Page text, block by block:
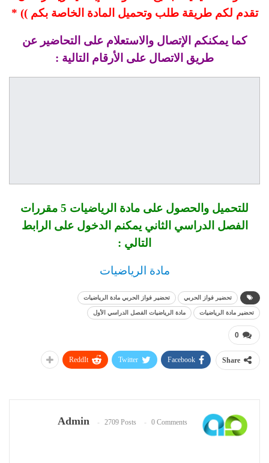
تقدم لكم طريقة طلب وتحميل المادة الخاصة بكم )) *
كما يمكنكم الإتصال والاستعلام على التحاضير عن
طريق الاتصال على الأرقام التالية :
للتحميل والحصول على مادة الرياضيات 5 مقررات
الفصل الدراسي الثاني يمكنم الدخول على الرابط
التالي :
مادة الرياضيات
تحضير فواز الحربي تحضير فواز الحربي مادة الرياضيات
تحضير مادة الرياضيات مادة الرياضيات الفصل الدراسي الأول
0
Share
Facebook
Twitter
ReddIt
Admin 2709 Posts 0 Comments